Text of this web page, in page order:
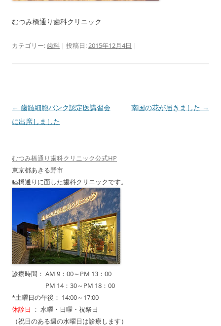
むつみ橋通り歯科クリニック
カテゴリー:歯科 | 投稿日:2015年12月4日 |
投
稿
ゲ
ー
シ
← 歯髄細胞バンク認定医講習会
に出席しました
南国の花が届きました →
むつみ橋通り歯科クリニック公式HP
東京都あきる野市
睦橋通りに面した歯科クリニックです。
診療時間： AM 9：00～PM 13：00
PM 14：30～PM 18：00
*土曜日の午後： 14:00～17:00
休診日 ： 水曜・日曜・祝祭日
（祝日のある週の水曜日は診療します）